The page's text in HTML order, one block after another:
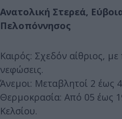
Ανατολική Στερεά,
Πελοπόννησος
Καιρός: Σχεδόν αίθριος,
νεφώσεις.
Άνεμοι: Μεταβλητοί 2 έως
Θερμοκρασία: Από 05 έως
Κελσίου.